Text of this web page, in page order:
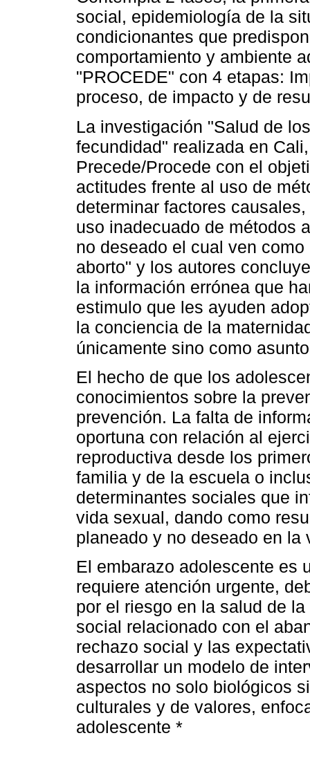
social, epidemiología de la
condicionantes que
comportamiento y ambiente
"PROCEDE" con 4 etapas:
proceso, de impacto y de
La investigación "Salud de
fecundidad" realizada en
Precede/Procede con el
actitudes frente al uso de
determinar factores
uso inadecuado de métodos
no deseado el cual ven
aborto" y los autores
la información errónea que
estimulo que les ayuden
la conciencia de la
únicamente sino como
El hecho de que los
conocimientos sobre la
prevención. La falta de
oportuna con relación al
reproductiva desde los
familia y de la escuela o
determinantes sociales que
vida sexual, dando como
planeado y no deseado en
El embarazo adolescente es
requiere atención urgente,
por el riesgo en la salud de
social relacionado con el
rechazo social y las
desarrollar un modelo de
aspectos no solo biológicos
culturales y de valores,
adolescente *